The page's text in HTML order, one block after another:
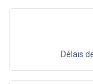
Délais